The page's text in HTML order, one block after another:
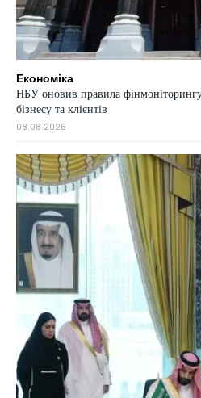
Економіка
НБУ оновив правила
бізнесу та клієнтів
08.08.2026